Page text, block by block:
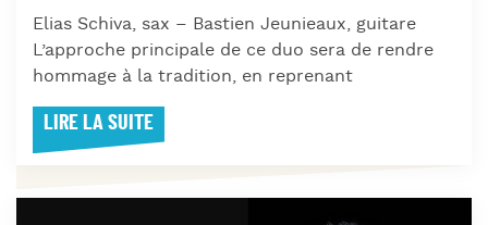
Elias Schiva, sax – Bastien Jeunieaux, guitare
L’approche principale de ce duo sera de rendre
hommage à la tradition, en reprenant
LIRE LA SUITE